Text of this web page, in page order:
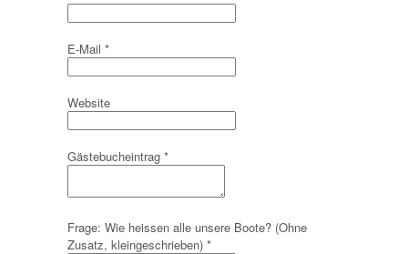
E-Mail *
Website
Gästebucheintrag *
Frage: Wie heissen alle unsere Boote? (Ohne
Zusatz, kleingeschrieben) *